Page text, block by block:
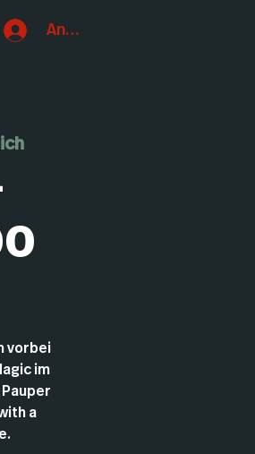
Anmelden
vorbei
im
a